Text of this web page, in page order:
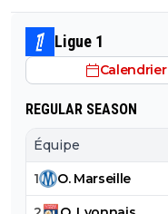
Ligue 1
Calendrier
REGULAR SEASON
Équipe
1 O. Marseille